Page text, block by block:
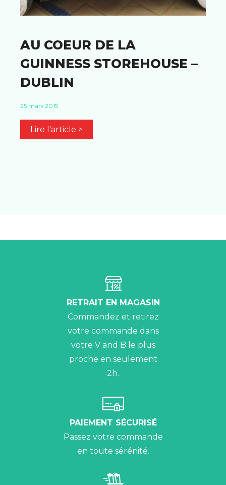
AU COEUR DE LA
GUINNESS STOREHOUSE –
DUBLIN
25 mars 2015
Lire l'article >
RETRAIT EN MAGASIN
Commandez et retirez
votre commande dans
votre V and B le plus
proche en seulement
2h.
PAIEMENT SÉCURISÉ
Passez votre commande
en toute sérénité.